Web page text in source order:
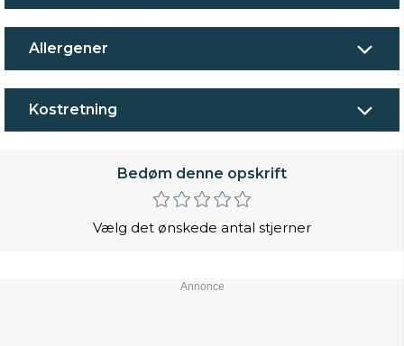
Allergener
Kostretning
Bedøm denne opskrift
Vælg det ønskede antal stjerner